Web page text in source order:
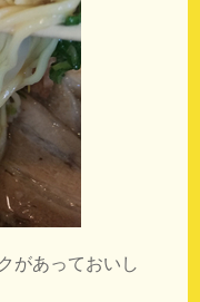
があっておいし